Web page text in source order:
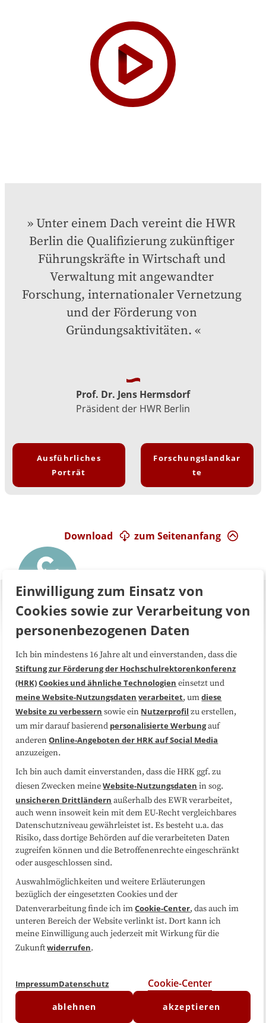
Unter einem Dach vereint die HWR
Berlin die Qualifizierung zukünftiger
Führungskräfte in Wirtschaft und
Verwaltung mit angewandter
Forschung, internationaler Vernetzung
und der Förderung von
Gründungsaktivitäten.
Prof. Dr. Jens Hermsdorf
Präsident der HWR Berlin
Ausführliches
Porträt
Forschungslandkar
te
zum Seitenanfang
Download
Über uns FAQ
Medienarbeit Kooperationen
Datenschutzerklärung Impressum
Sitemap
Folgen Sie uns
Einwilligung zum Einsatz von
Cookies sowie zur Verarbeitung von
personenbezogenen Daten
Ich bin mindestens 16 Jahre alt und einverstanden, dass die
Stiftung zur Förderung der Hochschulrektorenkonferenz
(HRK)Cookies und ähnliche Technologien einsetzt und
meine Website-Nutzungsdaten verarbeitet, umdiese
Website zu verbessern sowie ein Nutzerprofil zu erstellen,
um mir darauf basierend personalisierte Werbungauf
anderenOnline-Angeboten der HRK auf Social Media
anzuzeigen.
Ich bin auch damit einverstanden, dass die HRK ggf. zu
diesen Zwecken meineWebsite-Nutzungsdaten in sog.
unsicheren Drittländern außerhalb des EWR verarbeitet,
auch wenn insoweit kein mit dem EU-Recht vergleichbares
Datenschutzniveau gewährleistet ist. Es besteht u.a. das
Risiko, dass dortige Behörden auf die verarbeiteten Daten
zugreifen können und die Betroffenenrechte eingeschränkt
oder ausgeschlossen sind.
Auswahlmöglichkeiten und weitere Erläuterungen
bezüglich der eingesetzten Cookies und der
Datenverarbeitung finde ich imCookie-Center, das auch im
unteren Bereich der Website verlinkt ist. Dort kann ich
meine Einwilligung auch jederzeit mit Wirkung für die
Zukunftwiderrufen.
ImpressumDatenschutz Cookie-Center
ablehnen akzeptieren